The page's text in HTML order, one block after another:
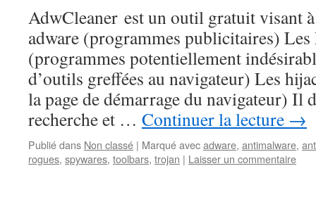
AdwCleaner est un outil gratuit visant
adware (programmes publicitaires)
(programmes potentiellement
d’outils greffées au navigateur) Les
la page de démarrage du navigateur) Il
recherche et … Continuer la lecture →
Publié dans Non classé | Marqué avecadware, antimalware,
rogues, spywares, toolbars, trojan | Laisser un commentaire